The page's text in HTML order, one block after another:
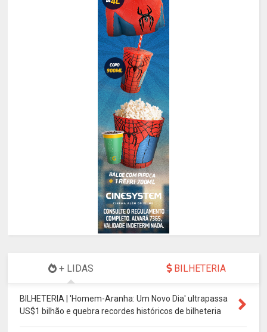
+ LIDAS BILHETERIA
BILHETERIA | 'Homem-Aranha: Um Novo Dia' ultrapassa
US$1 bilhão e quebra recordes históricos de bilheteria